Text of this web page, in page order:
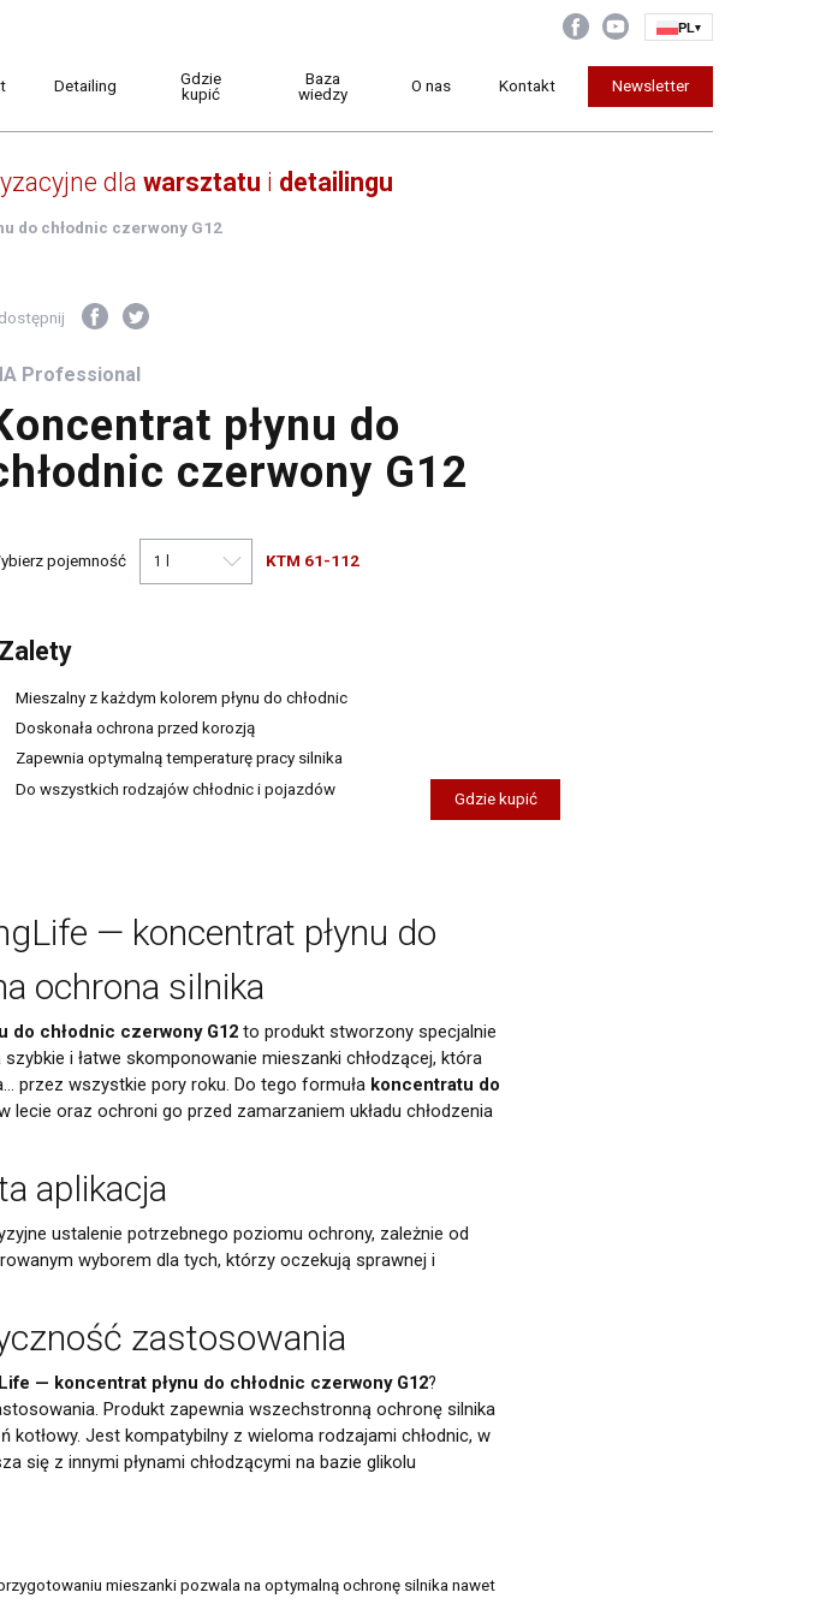
PL▾
Detailing
Gdzie
kupić
Baza
wiedzy
O nas Kontakt Newsletter
i odtłuszczanie
i utrzymanie czystości
Metalowe i plastikowe opaski
Dodatki do paliw i oleju
i mycie rąk
Narzędzia warsztatowe
środki warsztatowe
Chemia do Detailingu
dla warsztatu i detailingu
do chłodnic czerwony G12
Professional
płynu do
czerwony G12
pojemność KTM 61-112
Zalety
Mieszalny z każdym kolorem płynu do chłodnic
Doskonała ochrona przed korozją
Zapewnia optymalną temperaturę pracy silnika
Do wszystkich rodzajów chłodnic i pojazdów
Gdzie kupić
— koncentrat płynu do
ochrona silnika
do chłodnic czerwony G12to produkt stworzony specjalnie
i łatwe skomponowanie mieszanki chłodzącej, która
przez wszystkie pory roku. Do tego formuła koncentratu do
oraz ochroni go przed zamarzaniem układu chłodzenia
aplikacja
ustalenie potrzebnego poziomu ochrony, zależnie od
wyborem dla tych, którzy oczekują sprawnej i
zastosowania
— koncentrat płynu do chłodnic czerwony G12?
Produkt zapewnia wszechstronną ochronę silnika
Jest kompatybilny z wieloma rodzajami chłodnic, w
się z innymi płynami chłodzącymi na bazie glikolu
mieszanki pozwala na optymalną ochronę silnika nawet